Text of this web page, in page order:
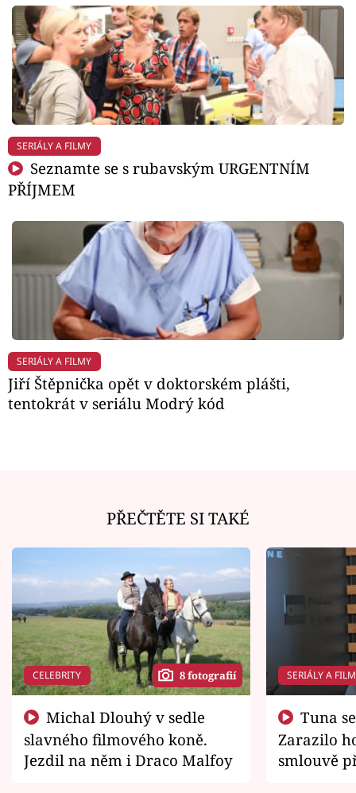
SERIÁLY A FILMY
Seznamte se s rubavským URGENTNÍM
PŘÍJMEM
SERIÁLY A FILMY
Jiří Štěpnička opět v doktorském plášti,
tentokrát v seriálu Modrý kód
PŘEČTĚTE SI TAKÉ
CELEBRITY 8 fotografií
slavného filmového koně.
Jezdil na něm i Draco Malfoy
SERIÁLY A
Zarazilo
smlouvě